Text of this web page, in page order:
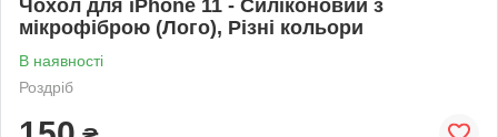
Чохол для iPhone 11 - Cиліконовий з
мікрофіброю (Лого), Різні кольори
В наявності
Роздріб